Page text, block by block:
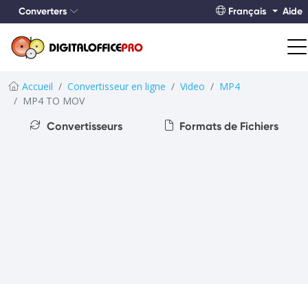
Converters Français Aide
Accueil Convertisseur en ligne Video
MP4
MP4 TO MOV
Convertisseurs
Formats de Fichiers